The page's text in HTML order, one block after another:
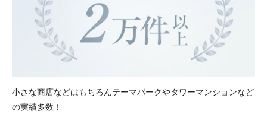
小さな商店などはもちろんテーマパークやタワーマンションなど
の実績多数！